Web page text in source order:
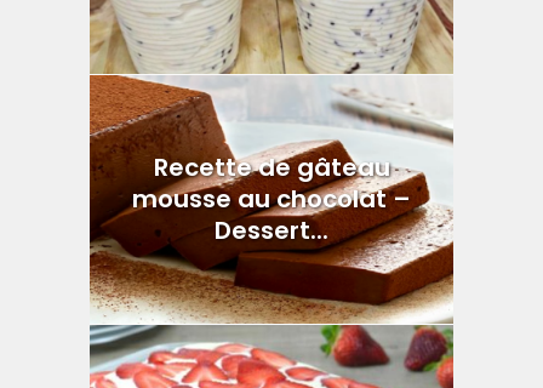
Recette de gâteau
mousse au chocolat –
Dessert...